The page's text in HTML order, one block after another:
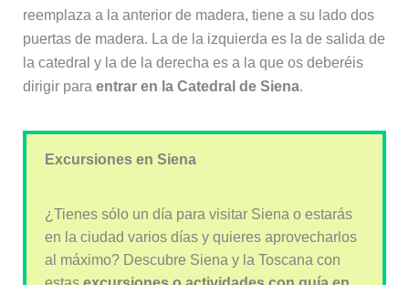
reemplaza a la anterior de madera, tiene a su lado dos
puertas de madera. La de la izquierda es la de salida de
la catedral y la de la derecha es a la que os deberéis
dirigir para entrar en la Catedral de Siena.
Excursiones en Siena
¿Tienes sólo un día para visitar Siena o estarás
en la ciudad varios días y quieres aprovecharlos
al máximo? Descubre Siena y la Toscana con